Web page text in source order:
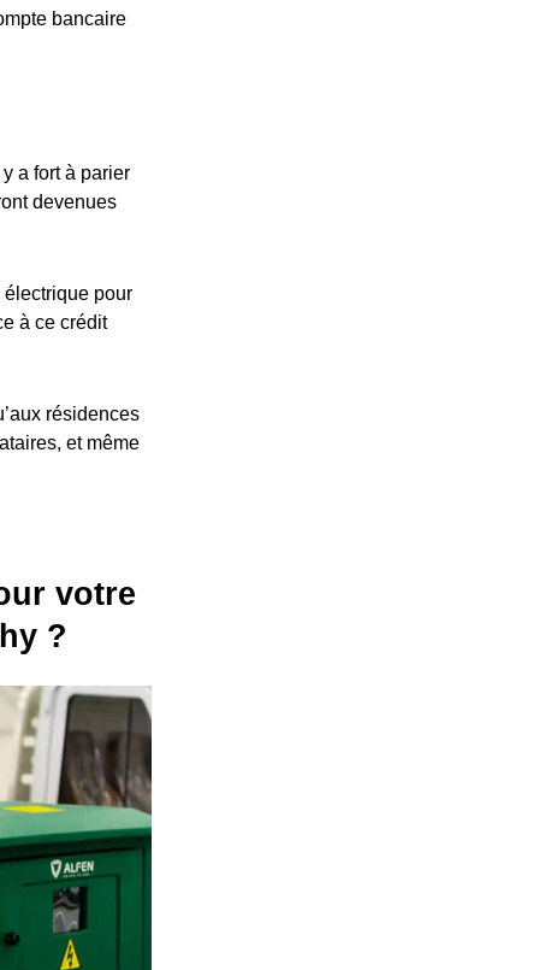
bancaire
a fort à parier
devenues
électrique pour
à ce crédit
résidences
et même
votre
?